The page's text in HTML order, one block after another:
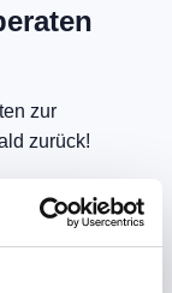
zur
zurück!